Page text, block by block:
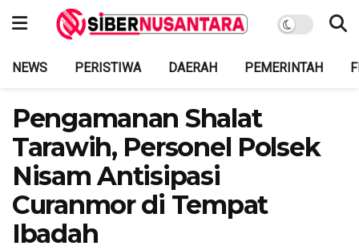
NEWS PERISTIWA DAERAH PEMERINTAH
Pengamanan Shalat
Tarawih, Personel Polsek
Nisam Antisipasi
Curanmor di Tempat
Ibadah